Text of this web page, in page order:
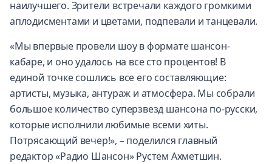
наилучшего. Зрители встречали каждого громкими
аплодисментами и цветами, подпевали и танцевали.
«Мы впервые провели шоу в формате шансон-
кабаре, и оно удалось на все сто процентов! В
единой точке сошлись все его составляющие:
артисты, музыка, антураж и атмосфера. Мы собрали
большое количество суперзвезд шансона по-русски,
которые исполнили любимые всеми хиты.
Потрясающий вечер!», – поделился главный
редактор «Радио Шансон» Рустем Ахметшин.